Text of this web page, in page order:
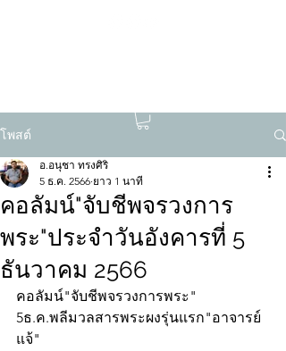
โพสต์
คอลัมน์"จับชีพจรวงการ
พระ"ประจำวันอังคารที่ 5
ธันวาคม 2566
อ.อนุชา ทรงศิริ
5 ธ.ค. 2566 ยาว 1 นาที
คอลัมน์"จับชีพจรวงการพระ"
5ธ.ค.พลีมวลสารพระผงรุ่นแรก"อาจารย์
แจ้"